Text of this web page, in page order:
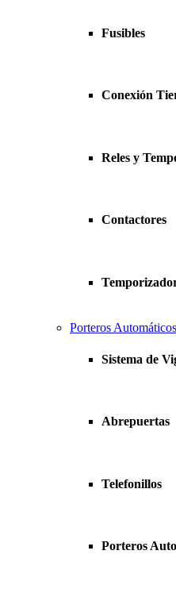
Fusibles
Conexión
Reles y
Contactores
Porteros Automáticos
Sistema de
Abrepuertas
Telefonillos
Porteros